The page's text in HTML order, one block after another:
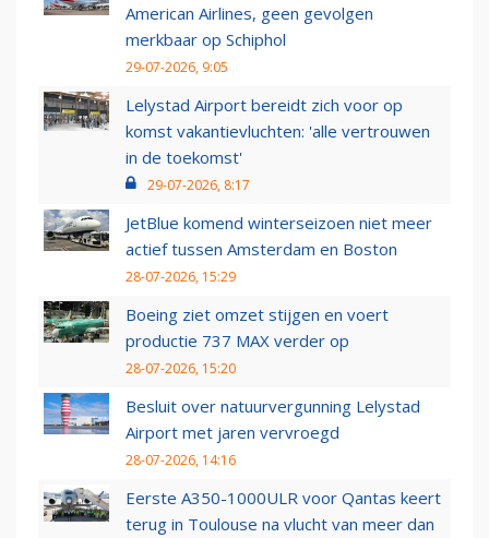
American Airlines, geen gevolgen
merkbaar op Schiphol
29-07-2026, 9:05
Lelystad Airport bereidt zich voor op
komst vakantievluchten: 'alle vertrouwen
in de toekomst'
29-07-2026, 8:17
JetBlue komend winterseizoen niet meer
actief tussen Amsterdam en Boston
28-07-2026, 15:29
Boeing ziet omzet stijgen en voert
productie 737 MAX verder op
28-07-2026, 15:20
Besluit over natuurvergunning Lelystad
Airport met jaren vervroegd
28-07-2026, 14:16
Eerste A350-1000ULR voor Qantas keert
terug in Toulouse na vlucht van meer dan